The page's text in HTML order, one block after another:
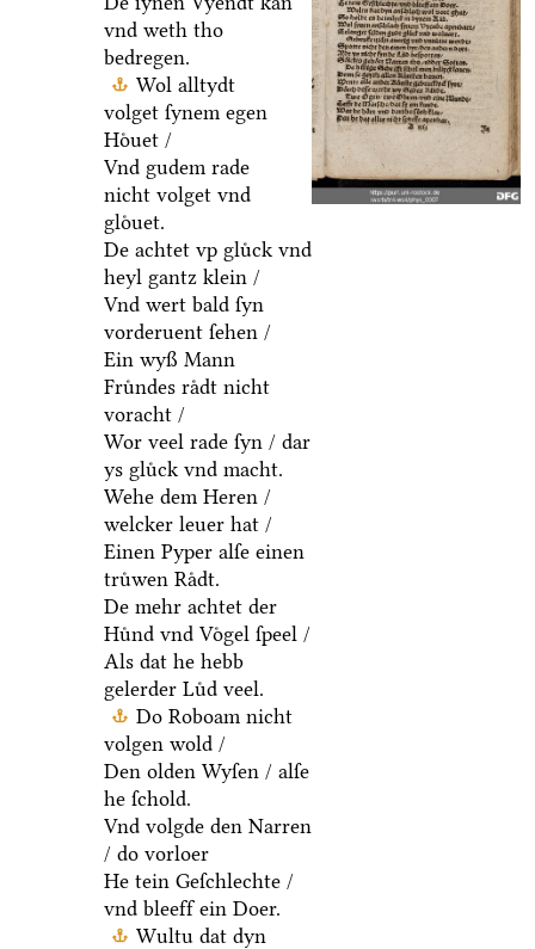
vnd weth tho
bedregen.
Wol alltydt
volget ſynem egen
Hoͤuet /
Vnd gudem rade
nicht volget vnd
gloͤuet.
De achtet vp gluͤck vnd
heyl gantz klein /
Vnd wert bald ſyn
vorderuent ſehen /
Ein wyß Mann
Fruͤndes raͤdt nicht
voracht /
Wor veel rade ſyn / dar
ys gluͤck vnd macht.
Wehe dem Heren /
welcker leuer hat /
Einen Pyper alſe einen
truͤwen Raͤdt.
De mehr achtet der
Huͤnd vnd Voͤgel ſpeel /
Als dat he hebb
gelerder Luͤd veel.
Do Roboam nicht
volgen wold /
Den olden Wyſen / alſe
he ſchold.
Vnd volgde den Narren
/ do vorloer
He tein Geſchlechte /
vnd bleeff ein Doer.
Wultu dat dyn